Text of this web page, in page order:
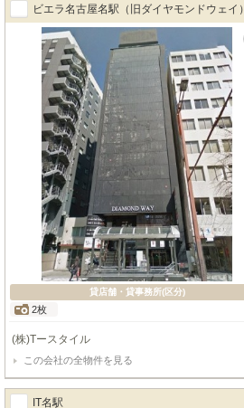
ビエラ名古屋名駅（旧ダイヤモンドウェイ）
貸店舗・貸事務所(区分)
2枚
(株)Tースタイル
この会社の全物件を見る
IT名駅